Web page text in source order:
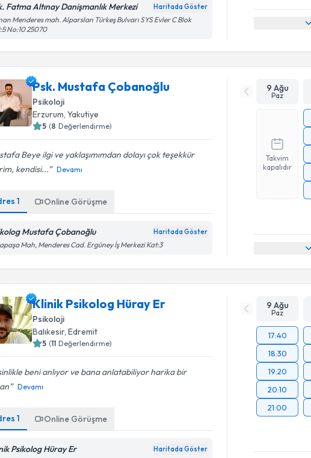
Fatma Altınay Danişmanlık Merkezi Haritada Göster
Menderes mah. Alparslan Türkeş Bulvarı SYS Evler C Blok
No:10 25070
Psk. Mustafa Çobanoğlu
Psikoloji
Erzurum ,Yakutiye
5 (8 Değerlendirme)
Beye ilgi ve yaklaşımımdan dolayı çok teşekkür
kendisi...
Devamı
1 Online Görüşme
Mustafa Çobanoğlu Haritada Göster
Mah, Menderes Cad. Ergüney İş Merkezi Kat:3
9 Ağu
Paz
Takvim
kapalıdır
Klinik Psikolog Hüray Er
Psikoloji
Balıkesir,Edremit
5 (11 Değerlendirme)
beni anlıyor ve bana anlatabiliyor harika bir
Devamı
1 Online Görüşme
Psikolog Hüray Er Haritada Göster
9 Ağu
Paz
17:40
18:30
19:20
20:10
21:00